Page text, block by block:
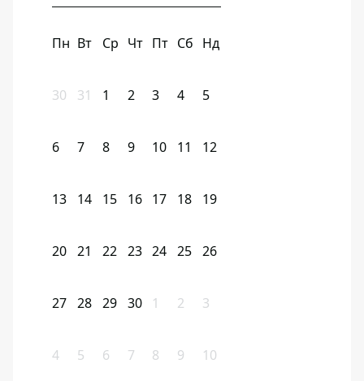
Пн Вт Ср Чт Пт Сб Нд
30 31 1 2 3 4 5
6 7 8 9 10 11 12
13 14 15 16 17 18 19
20 21 22 23 24 25 26
27 28 29 30 1 2 3
4 5 6 7 8 9 10